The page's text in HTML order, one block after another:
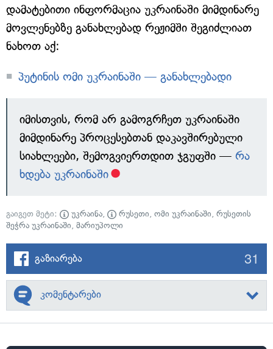
დამატებითი ინფორმაცია უკრაინაში მიმდინარე
მოვლენებზე განახლებად რეჟიმში შეგიძლიათ
ნახოთ აქ:
პუტინის ომი უკრაინაში — განახლებადი
იმისთვის, რომ არ გამოგრჩეთ უკრაინაში
მიმდინარე პროცესებთან დაკავშირებული
სიახლეები, შემოგვიერთდით ჯგუფში — რა
ხდება უკრაინაში
გაიგეთ მეტი: უკრაინა, რუსეთი, ომი უკრაინაში, რუსეთის
შეჭრა უკრაინაში, მარიუპოლი
გაზიარება 31
კომენტარები